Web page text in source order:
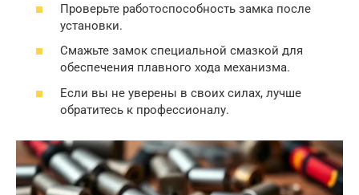
Проверьте работоспособность замка после
установки.
Смажьте замок специальной смазкой для
обеспечения плавного хода механизма.
Если вы не уверены в своих силах, лучше
обратитесь к профессионалу.